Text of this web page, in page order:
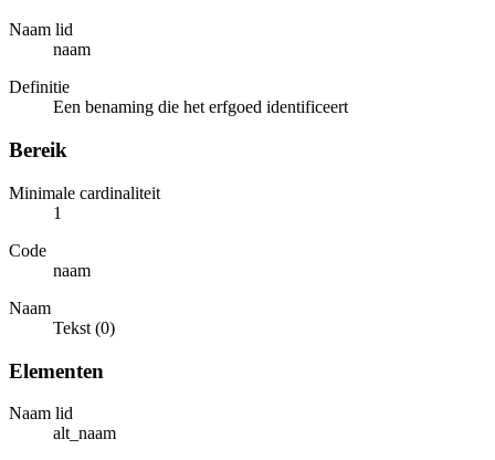
Naam lid
naam
Definitie
Een benaming die het erfgoed identificeert
Bereik
Minimale cardinaliteit
1
Code
naam
Naam
Tekst (0)
Elementen
Naam lid
alt_naam